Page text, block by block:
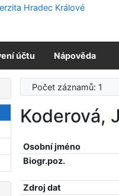
účtu Nápověda
Počet záznamů: 1
Koderová,
Osobní jméno
Biogr.poz.
Zdroj dat